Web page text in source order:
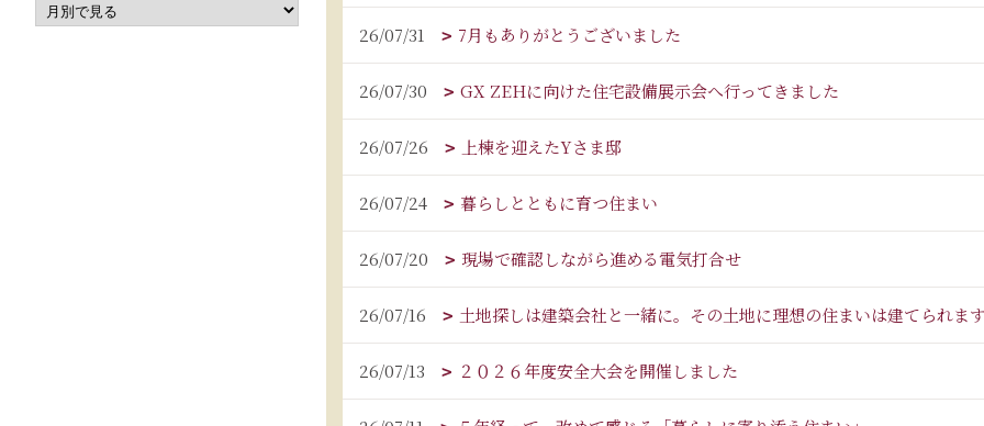
26/07/31 7月もありがとうございました
26/07/30 GX ZEHに向けた住宅設備展示会へ行ってきました
26/07/26 上棟を迎えたYさま邸
26/07/24 暮らしとともに育つ住まい
26/07/20 現場で確認しながら進める電気打合せ
26/07/16 土地探しは建築会社と一緒に。その土地に理想の住まいは建てられま
26/07/13 ２０２６年度安全大会を開催しました